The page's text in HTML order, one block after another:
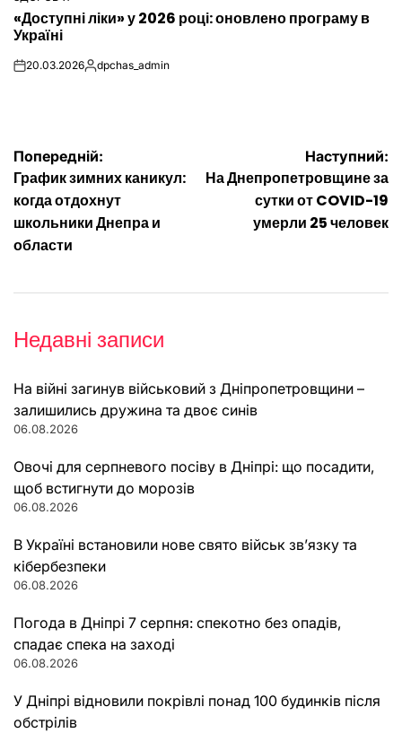
ОПУБЛІКУВАТИ
У
«Доступні ліки» у 2026 році: оновлено програму в
Україні
on20.03.2026Опубліковано
dpchas_admin
Навігація
записів
Попередній:
График зимних каникул:
когда отдохнут
школьники Днепра и
области
Наступний:
На Днепропетровщине за
сутки от COVID-19
умерли 25 человек
Недавні записи
На війні загинув військовий з Дніпропетровщини –
залишились дружина та двоє синів
06.08.2026
Овочі для серпневого посіву в Дніпрі: що посадити,
щоб встигнути до морозів
06.08.2026
В Україні встановили нове свято військ зв’язку та
кібербезпеки
06.08.2026
Погода в Дніпрі 7 серпня: спекотно без опадів,
спадає спека на заході
06.08.2026
У Дніпрі відновили покрівлі понад 100 будинків після
обстрілів